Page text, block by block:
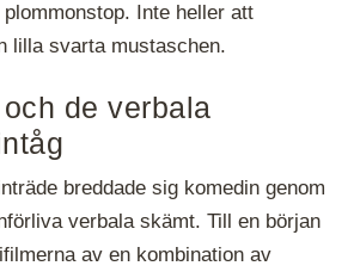
Inte heller att
lilla svarta mustaschen.
de verbala
breddade sig komedin genom
verbala skämt. Till en början
av en kombination av